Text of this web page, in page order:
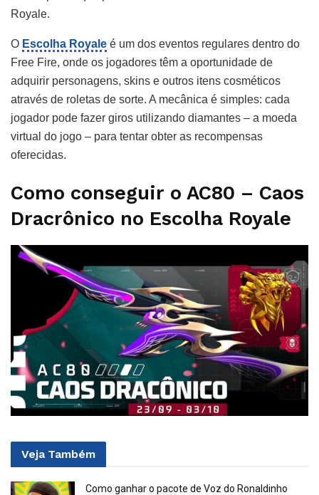
Royale.
O Escolha Royale é um dos eventos regulares dentro do
Free Fire, onde os jogadores têm a oportunidade de
adquirir personagens, skins e outros itens cosméticos
através de roletas de sorte. A mecânica é simples: cada
jogador pode fazer giros utilizando diamantes – a moeda
virtual do jogo – para tentar obter as recompensas
oferecidas.
Como conseguir o AC80 – Caos
Dracrônico no Escolha Royale
Veja Também
Como ganhar o pacote de Voz do Ronaldinho